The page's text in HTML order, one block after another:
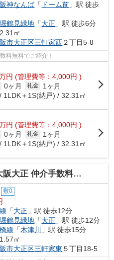
神なんば「 ドーム前 」駅 徒歩
鶴見緑地 「大正 」駅 徒歩6分
㎡
市大正区三軒家西２丁目5-8
料無料でご紹介！
円 (管理費等：4,000円 )
0ヶ月 礼金
1ヶ月
1LDK＋1S(納戸) / 32.31㎡
円 (管理費等：4,000円 )
0ヶ月 礼金
1ヶ月
1LDK＋1S(納戸) / 32.31㎡
大正 仲介手数料無料
敷0
「大正 」駅 徒歩12分
鶴見緑地 「大正 」駅 徒歩12分
線 「木津川
」駅 徒歩15分
㎡
市大正区三軒家東 ５丁目18-5